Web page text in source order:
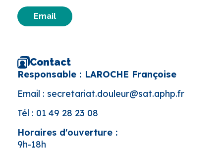
Email
Contact
Responsable : LAROCHE Françoise
Email : secretariat.douleur@sat.aphp.fr
Tél : 01 49 28 23 08
Horaires d'ouverture :
9h-18h